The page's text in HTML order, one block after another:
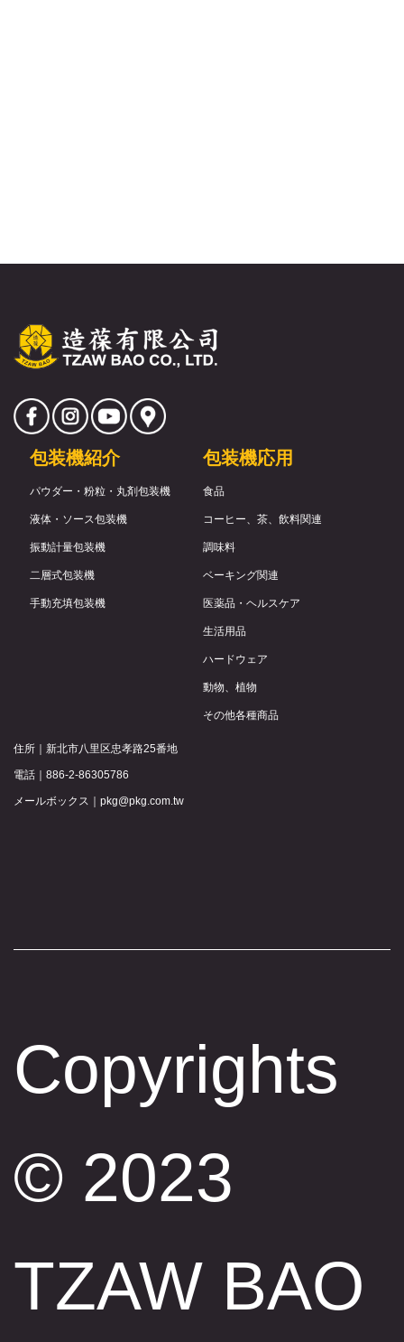
包装機紹介
パウダー・粉粒・丸剤包装機
液体・ソース包装機
振動計量包装機
二層式包装機
手動充填包装機
包装機応用
食品
コーヒー、茶、飲料関連
調味料
ベーキング関連
医薬品・ヘルスケア
生活用品
ハードウェア
動物、植物
その他各種商品
住所｜ 新北市八里区忠孝路25番地
電話｜ 886-2-86305786
メールボックス｜ pkg@pkg.com.tw
Copyrights
© 2023
TZAW BAO